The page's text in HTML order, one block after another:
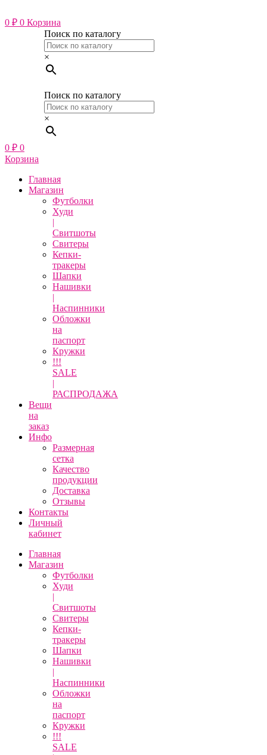
к
содержимому
0 ₽ 0 Корзина
Поиск по каталогу
×
Поиск по каталогу
×
0 ₽ 0
Корзина
Главная
Магазин
Футболки
Худи
|
Свитшоты
Свитеры
Кепки-
тракеры
Шапки
Нашивки
|
Наспинники
Обложки
на
паспорт
Кружки
!!!
SALE
|
РАСПРОДАЖА
Вещи
на
заказ
Инфо
Размерная
сетка
Качество
продукции
Доставка
Отзывы
Контакты
Личный
кабинет
Главная
Магазин
Футболки
Худи
|
Свитшоты
Свитеры
Кепки-
тракеры
Шапки
Нашивки
|
Наспинники
Обложки
на
паспорт
Кружки
!!!
SALE